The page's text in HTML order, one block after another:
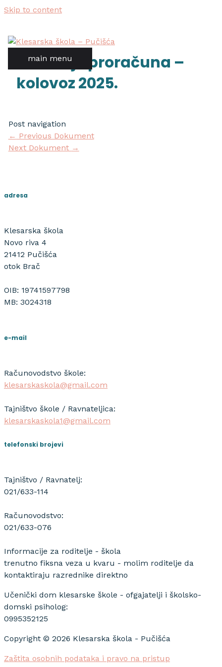
Skip to content
main menu
izvršenje proračuna –
kolovoz 2025.
Post navigation
← Previous Dokument
Next Dokument →
adresa
Klesarska škola
Novo riva 4
21412 Pučišća
otok Brač
OIB: 19741597798
MB: 3024318
e-mail
Računovodstvo škole:
klesarskaskola@gmail.com
Tajništvo škole / Ravnateljica:
klesarskaskola1@gmail.com
telefonski brojevi
Tajništvo / Ravnatelj:
021/633-114
Računovodstvo:
021/633-076
Informacije za roditelje - škola
trenutno fiksna veza u kvaru - molim roditelje da
kontaktiraju razrednike direktno
Učenički dom klesarske škole - ofgajatelji i školsko-
domski psiholog:
0995352125
Copyright © 2026 Klesarska škola - Pučišća
Zaštita osobnih podataka i pravo na pristup